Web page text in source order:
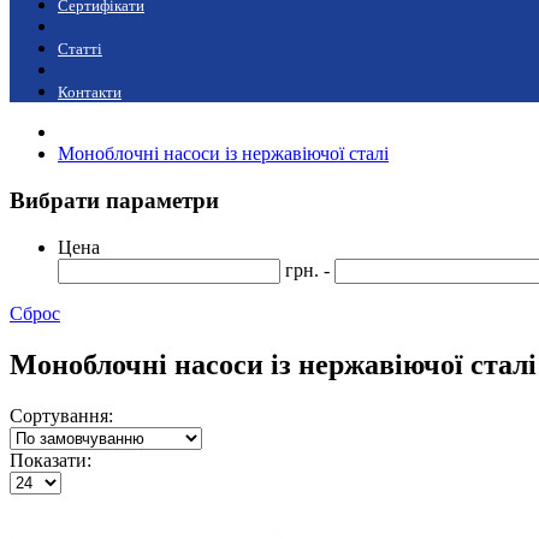
Сертифікати
Статті
Контакти
Моноблочні насоси із нержавіючої сталі
Вибрати параметри
Цена
грн. -
Сброс
Моноблочні насоси із нержавіючої сталі
Сортування:
Показати: